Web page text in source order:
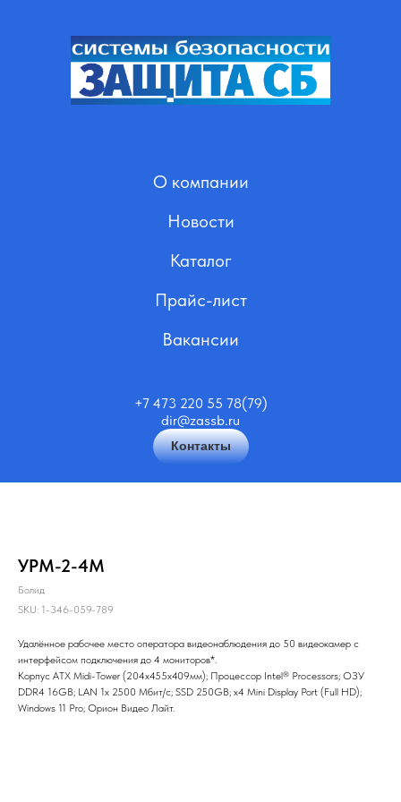
О компании
Новости
Каталог
Прайс-лист
Вакансии
+7 473 220 55 78(79)
dir@zassb.ru
Контакты
УРМ-2-4М
Болид
SKU: 1-346-059-789
Удалённое рабочее место оператора видеонаблюдения до 50 видеокамер с
интерфейсом подключения до 4 мониторов*.
Корпус ATX Midi-Tower (204x455x409мм); Процессор Intel® Processors; ОЗУ
DDR4 16GB; LAN 1х 2500 Мбит/с; SSD 250GB; x4 Mini Display Port (Full HD);
Windows 11 Pro; Орион Видео Лайт.